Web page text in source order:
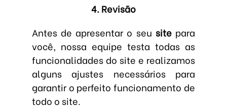
4. Revisão
Antes de apresentar o seu site para
você, nossa equipe testa todas as
funcionalidades do site e realizamos
alguns ajustes necessários para
garantir o perfeito funcionamento de
todo o site.